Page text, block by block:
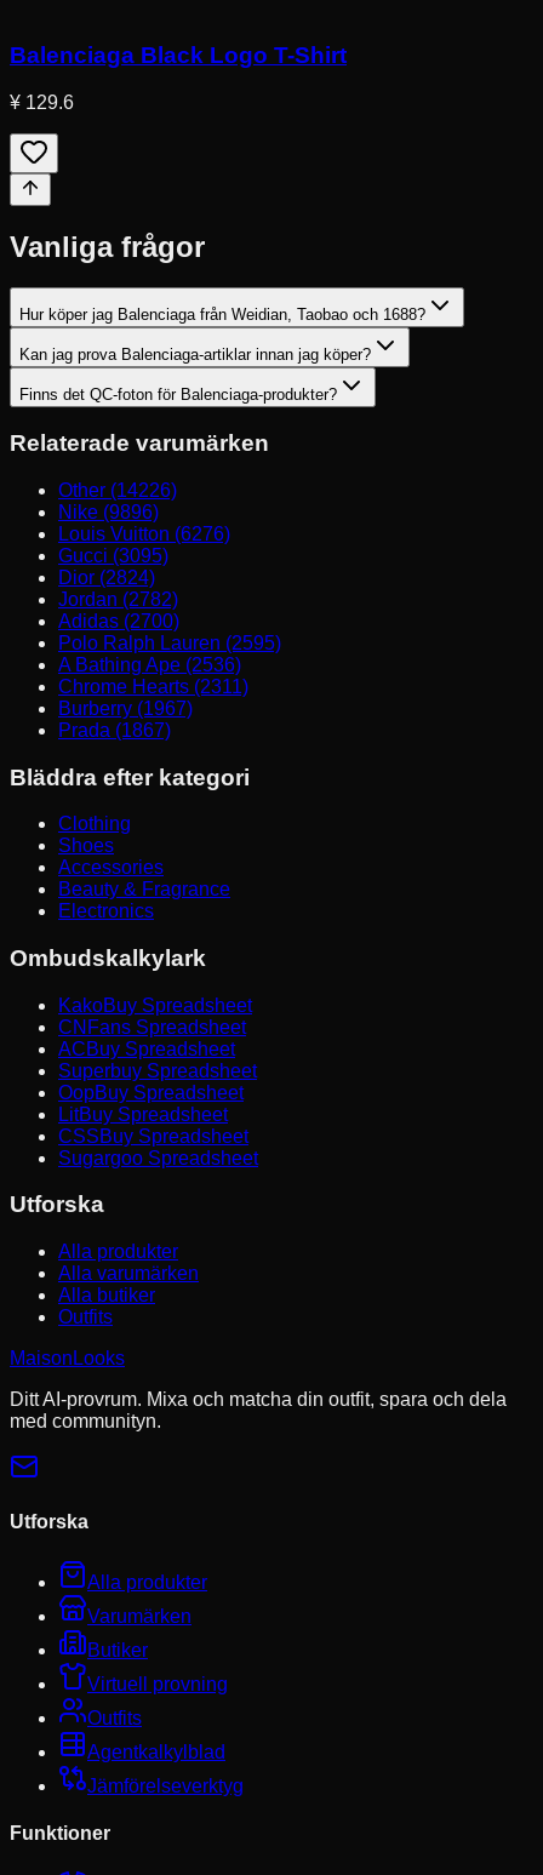
Balenciaga Black Logo T-Shirt
¥ 129.6
Vanliga frågor
Hur köper jag Balenciaga från Weidian, Taobao och 1688?
Kan jag prova Balenciaga-artiklar innan jag köper?
Finns det QC-foton för Balenciaga-produkter?
Relaterade varumärken
Other (14226)
Nike (9896)
Louis Vuitton (6276)
Gucci (3095)
Dior (2824)
Jordan (2782)
Adidas (2700)
Polo Ralph Lauren (2595)
A Bathing Ape (2536)
Chrome Hearts (2311)
Burberry (1967)
Prada (1867)
Bläddra efter kategori
Clothing
Shoes
Accessories
Beauty & Fragrance
Electronics
Ombudskalkylark
KakoBuy Spreadsheet
CNFans Spreadsheet
ACBuy Spreadsheet
Superbuy Spreadsheet
OopBuy Spreadsheet
LitBuy Spreadsheet
CSSBuy Spreadsheet
Sugargoo Spreadsheet
Utforska
Alla produkter
Alla varumärken
Alla butiker
Outfits
MaisonLooks
Ditt AI-provrum. Mixa och matcha din outfit, spara och dela
med communityn.
Utforska
Alla produkter
Varumärken
Butiker
Virtuell provning
Outfits
Agentkalkylblad
Jämförelseverktyg
Funktioner